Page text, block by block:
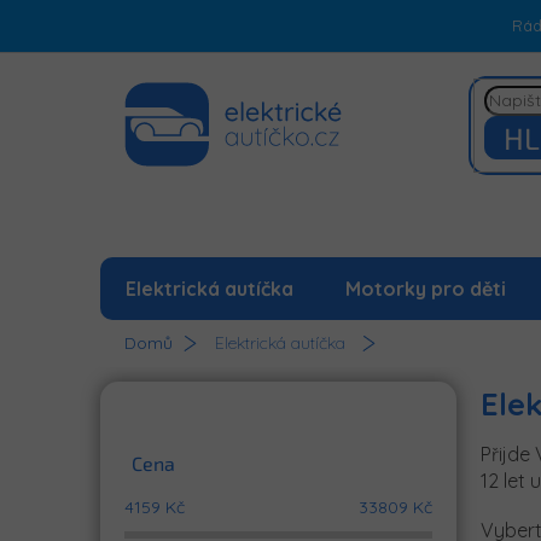
obsah
Elektrická autíčka Motorky pro děti
Domů Elektrická autíčka
Cena
4159 Kč 33809 Kč
Přijde
12 let